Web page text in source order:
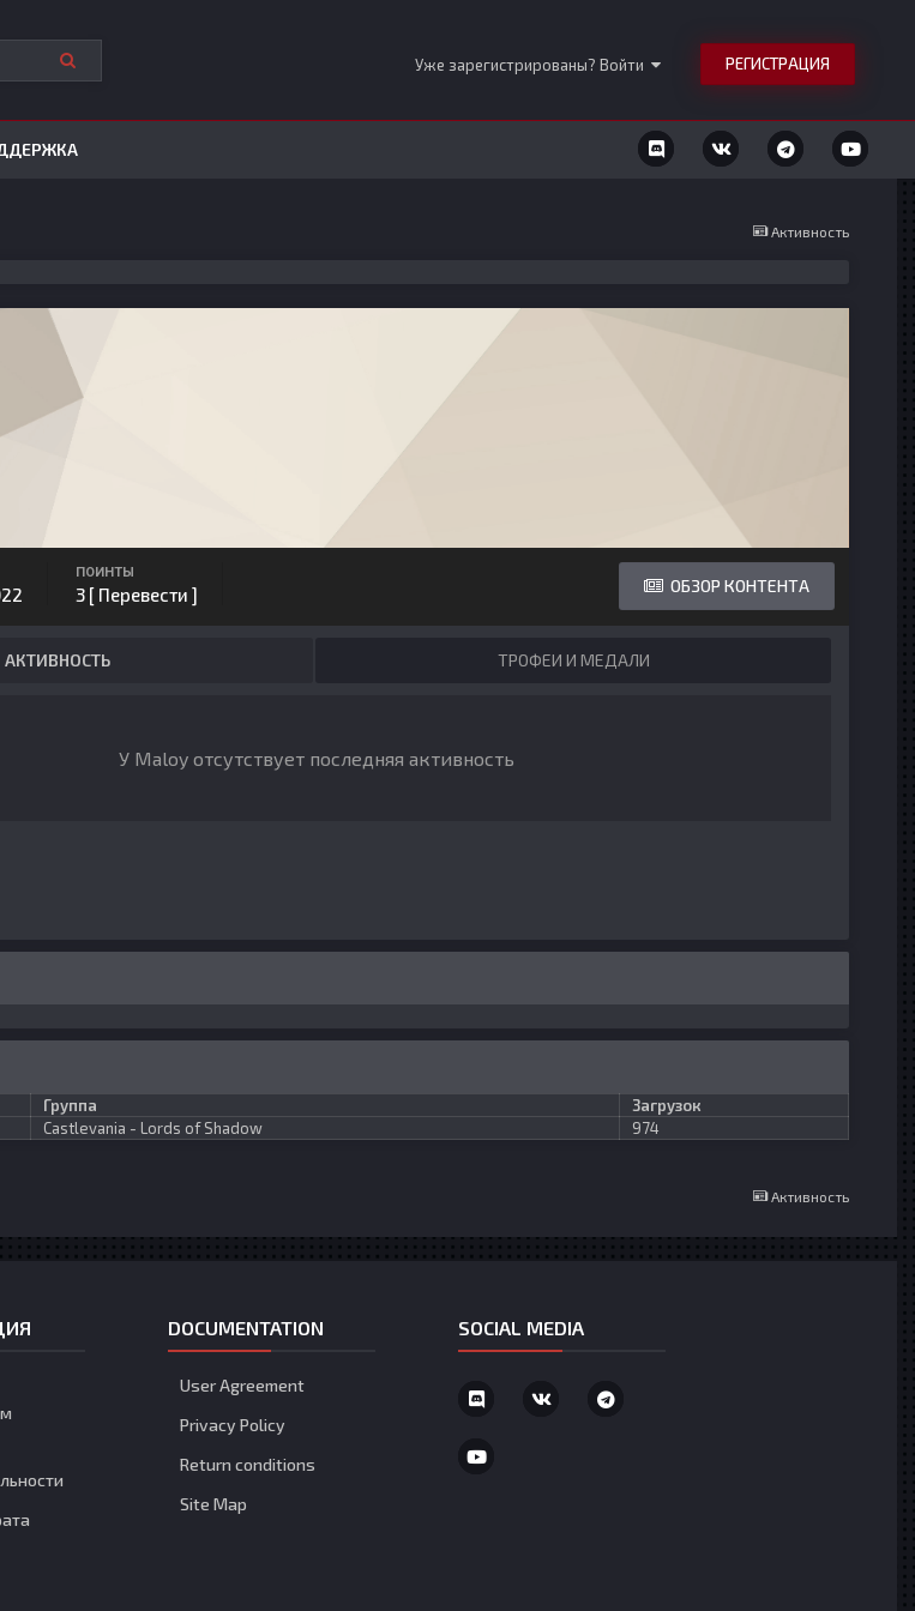
Уже зарегистрированы? Войти РЕГИСТРАЦИЯ
Активность
ОБЗОР КОНТЕНТА
ПОИНТЫ
3 [ Перевести ]
АКТИВНОСТЬ ТРОФЕИ И МЕДАЛИ
У Maloy отсутствует последняя активность
Группа
Загрузок
Castlevania - Lords of Shadow 974
Активность
DOCUMENTATION
User Agreement
Privacy Policy
Return conditions
Site Map
SOCIAL MEDIA